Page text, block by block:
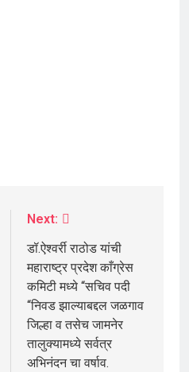
Next:
डॉ.ऐश्वर्री राठोड यांची
महाराष्ट्र प्रदेश काँग्रेस
कमिटी मध्ये “सचिव पदी
“निवड झाल्याबद्दल जळगाव
जिल्हा व तसेच जामनेर
तालुक्यामध्ये सर्वत्र
अभिनंदन चा वर्षाव.